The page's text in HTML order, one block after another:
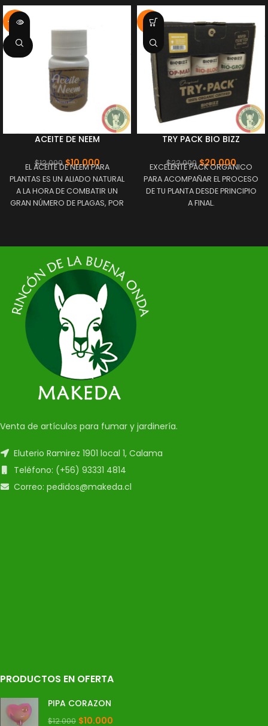
-17%
SOLD
OUT
ACEITE DE NEEM
$12.000 $10.000
EL ACEITE DE NEEM PARA
PLANTAS ES UN ALIADO NATURAL
A LA HORA DE COMBATIR UN
GRAN NÚMERO DE PLAGAS, POR
-9%
TRY PACK BIO BIZZ
$22.000 $20.000
EXCELENTE PACK ORGÁNICO
PARA ACOMPAÑAR EL PROCESO
DE TU PLANTA DESDE PRINCIPIO
A FINAL.
Venta de artículos para fumar y jardinería.
Eluterio Ramirez 1901 local 1, Calama
Teléfono: (+56) 93331 4814
Correo: pedidos@makeda.cl
PRODUCTOS EN OFERTA
PIPA CORAZON
$12.000 $10.000